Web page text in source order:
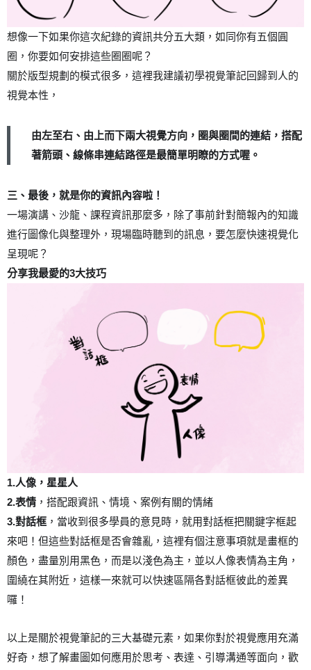
想像一下如果你這次紀錄的資訊共分五大類，如同你有五個圓
圈，你要如何安排這些圈圈呢？
關於版型規劃的模式很多，這裡我建議初學視覺筆記回歸到人的
視覺本性，
由左至右、由上而下兩大視覺方向，圈與圈間的連結，搭配
著箭頭、線條串連結路徑是最簡單明瞭的方式喔。
三、最後，就是你的資訊內容啦！
一場演講、沙龍、課程資訊那麼多，除了事前針對簡報內的知識
進行圖像化與整理外，現場臨時聽到的訊息，要怎麼快速視覺化
呈現呢？
分享我最愛的3大技巧
1.人像，星星人
2.表情 ，搭配跟資訊、情境、案例有關的情緒
3.對話框 ，當收到很多學員的意見時，就用對話框把關鍵字框起
來吧！但這些對話框是否會雜亂，這裡有個注意事項就是畫框的
顏色，盡量別用黑色，而是以淺色為主，並以人像表情為主角，
圍繞在其附近，這樣一來就可以快速區隔各對話框彼此的差異
囉！
以上是關於視覺筆記的三大基礎元素，如果你對於視覺應用充滿
好奇，想了解畫圖如何應用於思考、表達、引導溝通等面向，歡